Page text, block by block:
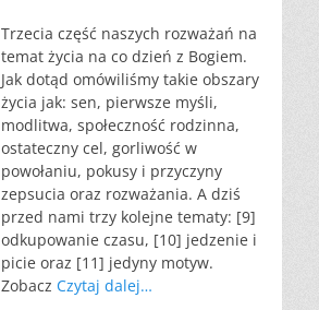
Trzecia część naszych rozważań na
temat życia na co dzień z Bogiem.
Jak dotąd omówiliśmy takie obszary
życia jak: sen, pierwsze myśli,
modlitwa, społeczność rodzinna,
ostateczny cel, gorliwość w
powołaniu, pokusy i przyczyny
zepsucia oraz rozważania. A dziś
przed nami trzy kolejne tematy: [9]
odkupowanie czasu, [10] jedzenie i
picie oraz [11] jedyny motyw.
Zobacz Czytaj dalej…